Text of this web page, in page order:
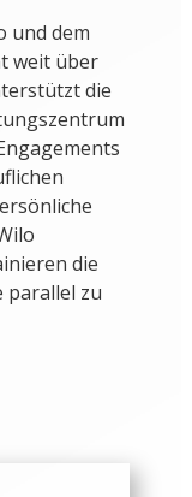
und dem
weit über
die
die
parallel zu